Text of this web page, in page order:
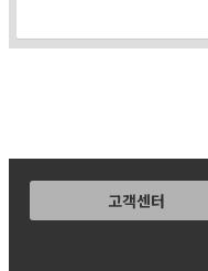
고객센터